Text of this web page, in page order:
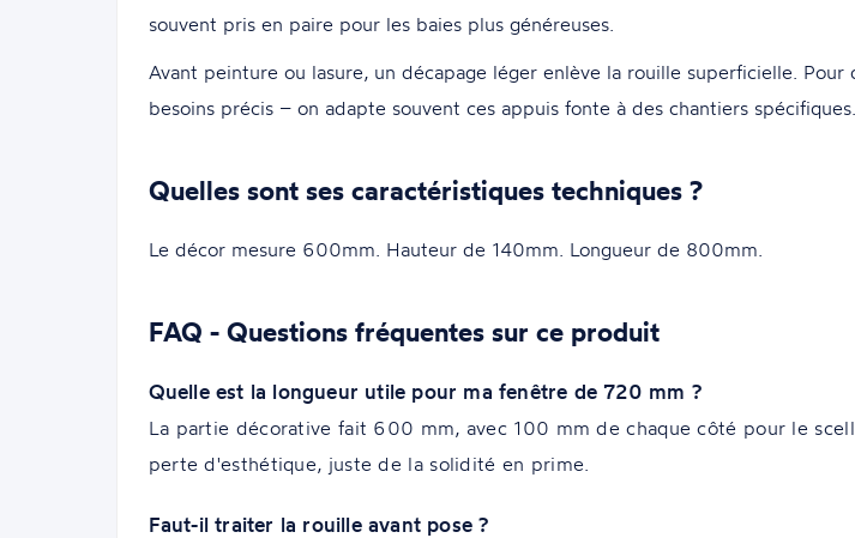
souvent pris en paire pour les baies plus généreuses.
Avant peinture ou lasure, un décapage léger enlève la rouille superficielle.
besoins précis – on adapte souvent ces appuis fonte à des chantiers spécifiques.
Quelles sont ses caractéristiques techniques ?
Le décor mesure 600mm. Hauteur de 140mm. Longueur de 800mm.
FAQ - Questions fréquentes sur ce produit
Quelle est la longueur utile pour ma fenêtre de 720 mm ?
La partie décorative fait 600 mm, avec 100 mm de chaque côté pour le
perte d'esthétique, juste de la solidité en prime.
Faut-il traiter la rouille avant pose ?